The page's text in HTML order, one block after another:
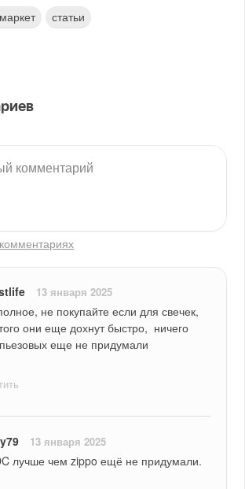
статьи
комментариях
13 января 2025
не покупайте если для свечек,
они еще дохнут быстро,  ничего
еще не придумали
13 января 2025
лучше чем zippo ещё не придумали.